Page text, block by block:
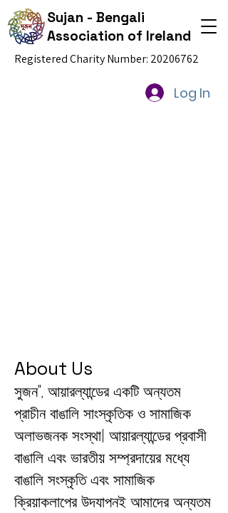
Sujan - Bengali
Association of Ireland
Registered Charity Number: 20206762
Log In
About Us
সুজন", আয়ারল্যান্ডের একটি অন্যতম
প্রাচীন বাঙালি সাংস্কৃতিক ও সামাজিক
অলাভজনক সংস্থা| আয়ারল্যান্ডের প্রবাসী
বাঙালি এবং ভারতীয় সম্প্রদায়ের মধ্যে
বাঙালি সংস্কৃতিএবং সামাজিক
ক্রিয়াকলাপের উদযাপনই আমাদের অন্যতম